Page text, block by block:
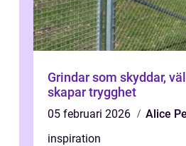
Grindar som skyddar,
skapar trygghet
05 februari 2026
Alice
inspiration